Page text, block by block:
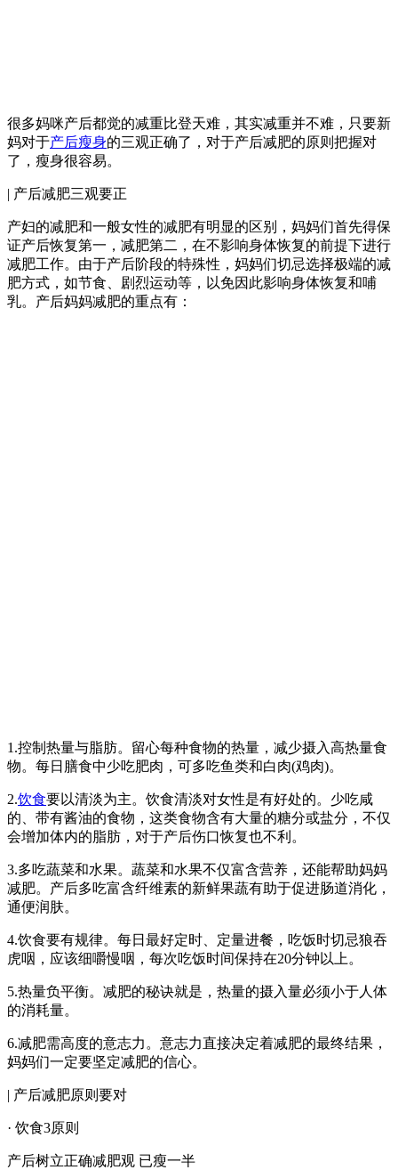
很多妈咪产后都觉的减重比登天难，其实减重并不难，只要新
妈对于产后瘦身的三观正确了，对于产后减肥的原则把握对
了，瘦身很容易。
| 产后减肥三观要正
产妇的减肥和一般女性的减肥有明显的区别，妈妈们首先得保
证产后恢复第一，减肥第二，在不影响身体恢复的前提下进行
减肥工作。由于产后阶段的特殊性，妈妈们切忌选择极端的减
肥方式，如节食、剧烈运动等，以免因此影响身体恢复和哺
乳。产后妈妈减肥的重点有：
1.控制热量与脂肪。留心每种食物的热量，减少摄入高热量食
物。每日膳食中少吃肥肉，可多吃鱼类和白肉(鸡肉)。
2.饮食要以清淡为主。饮食清淡对女性是有好处的。少吃咸
的、带有酱油的食物，这类食物含有大量的糖分或盐分，不仅
会增加体内的脂肪，对于产后伤口恢复也不利。
3.多吃蔬菜和水果。蔬菜和水果不仅富含营养，还能帮助妈妈
减肥。产后多吃富含纤维素的新鲜果蔬有助于促进肠道消化，
通便润肤。
4.饮食要有规律。每日最好定时、定量进餐，吃饭时切忌狼吞
虎咽，应该细嚼慢咽，每次吃饭时间保持在20分钟以上。
5.热量负平衡。减肥的秘诀就是，热量的摄入量必须小于人体
的消耗量。
6.减肥需高度的意志力。意志力直接决定着减肥的最终结果，
妈妈们一定要坚定减肥的信心。
| 产后减肥原则要对
· 饮食3原则
产后树立正确减肥观 已瘦一半